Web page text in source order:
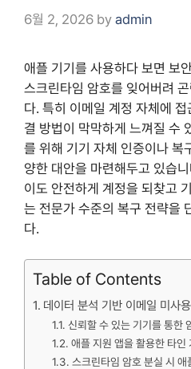
6월 2, 2026 by admin
애플 기기를 사용하다 보면 보
스크린타임 암호를 잊어버려
다. 특히 이메일 계정 자체에
결 방법이 막막하게 느껴질 수
를 위해 기기 자체 인증이나 복
양한 대안을 마련해두고 있습
이도 안전하게 계정을 되찾고
는 전문가 수준의 복구 전략을
다.
Table of Contents
데이터 분석 기반 이메일 미사
신뢰할 수 있는 기기를 통한
애플 지원 앱을 활용한 타인
스크린타임 암호 분실 시 애